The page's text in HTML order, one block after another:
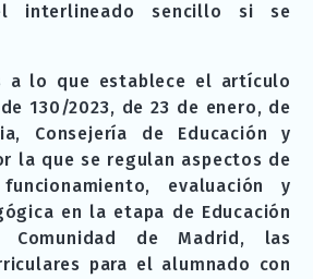
interlineado sencillo si se
a lo que establece el artículo
130/2023, de 23 de enero, de
Consejería de Educación y
la que se regulan aspectos de
evaluación y
en la etapa de Educación
de Madrid, las
para el alumnado con